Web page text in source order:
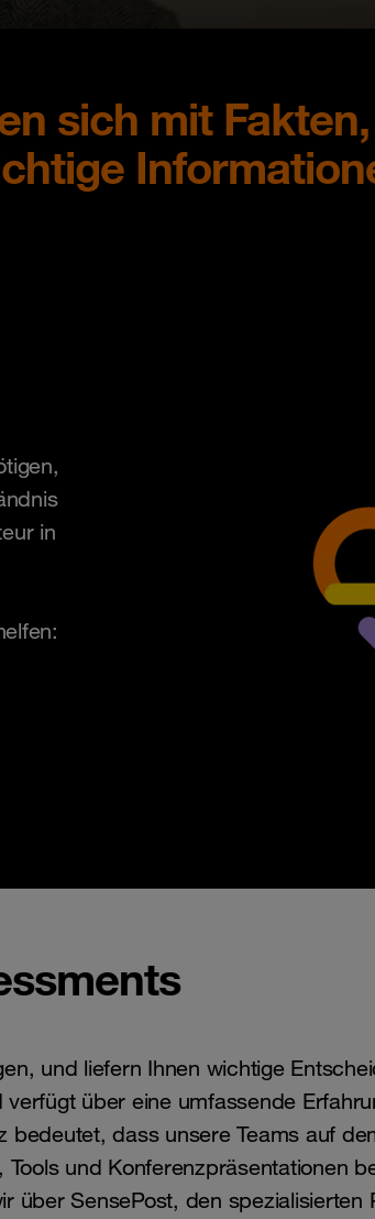
sich mit
in
und liefern Ihnen wichtige
über eine umfassende
dass unsere Teams auf
und Konferenzpräsentationen
SensePost, den spezialisierten